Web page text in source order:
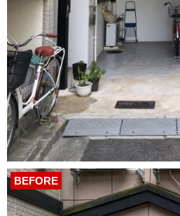
BEFORE